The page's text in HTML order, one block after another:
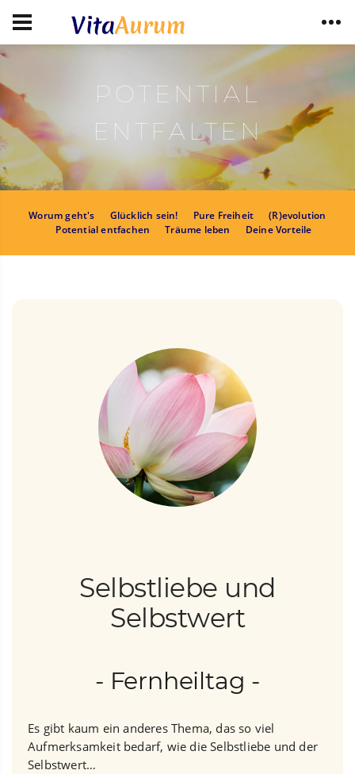
POTENTIAL
ENTFALTEN
Worum geht's Glücklich sein! Pure Freiheit
(R)evolution
Potential entfachen
Träume leben Deine Vorteile
Selbstliebe und
Selbstwert
- Fernheiltag -
Es gibt kaum ein anderes Thema, das so viel
Aufmerksamkeit bedarf, wie die Selbstliebe und der
Selbstwert…